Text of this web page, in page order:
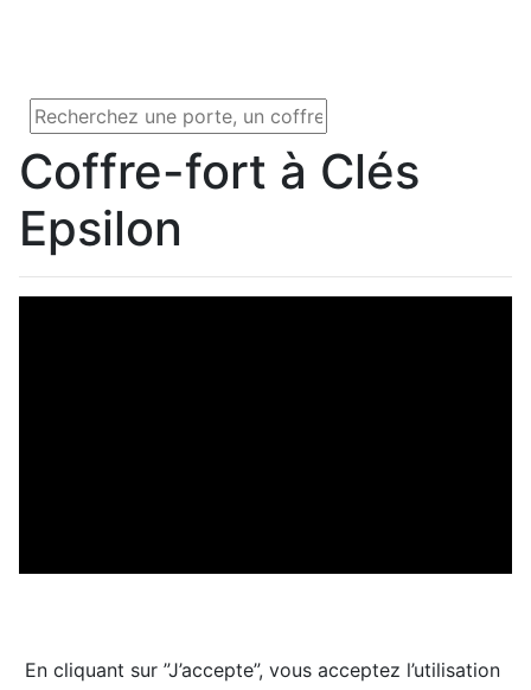
Coffre-fort à Clés
Epsilon
En cliquant sur ”J’accepte”, vous acceptez l’utilisation